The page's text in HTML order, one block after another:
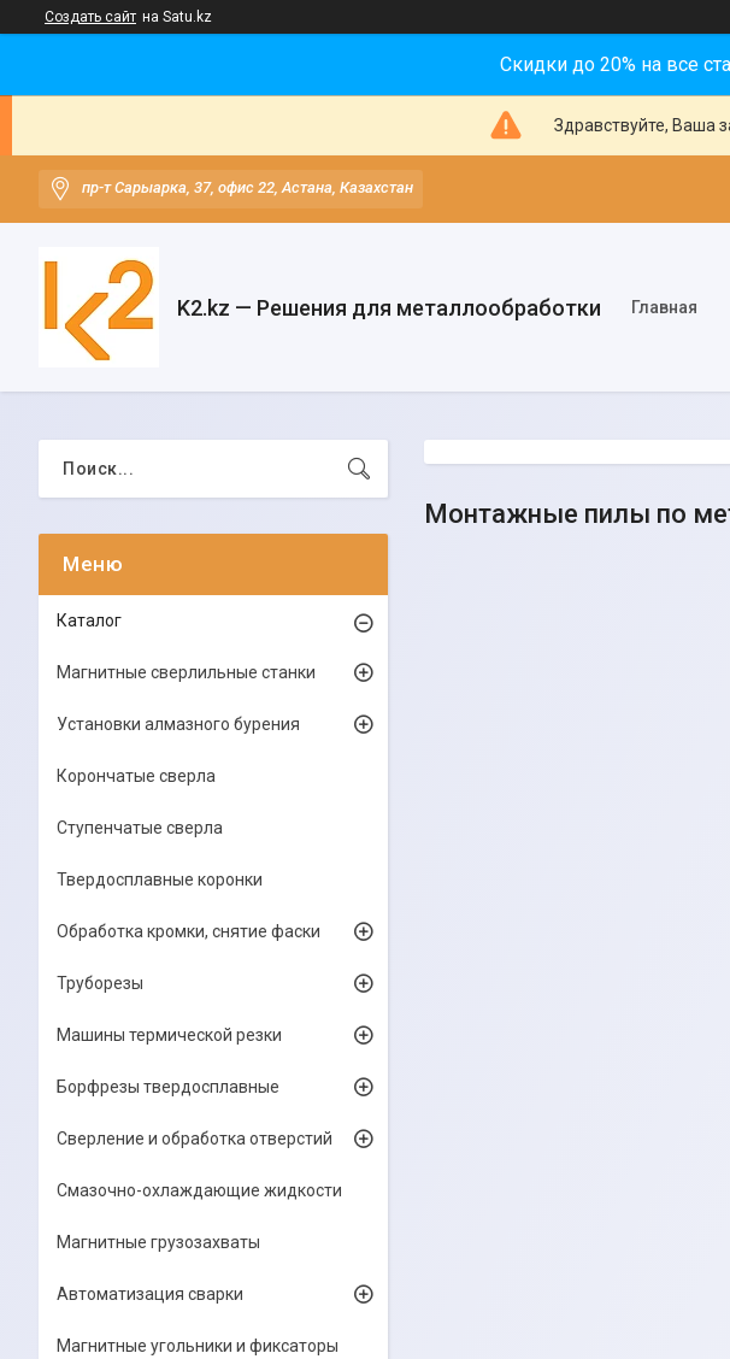
Создать сайт на Satu.kz
Скидки до 20% на все
Здравствуйте, Ваша
пр-т Сарыарка, 37, офис 22, Астана, Казахстан
K2.kz — Решения для металлообработки Главная
Монтажные пилы по
Каталог
Магнитные сверлильные станки
Установки алмазного бурения
Корончатые сверла
Ступенчатые сверла
Твердосплавные коронки
Обработка кромки, снятие фаски
Труборезы
Машины термической резки
Борфрезы твердосплавные
Сверление и обработка отверстий
Смазочно-охлаждающие жидкости
Магнитные грузозахваты
Автоматизация сварки
Магнитные угольники и фиксаторы